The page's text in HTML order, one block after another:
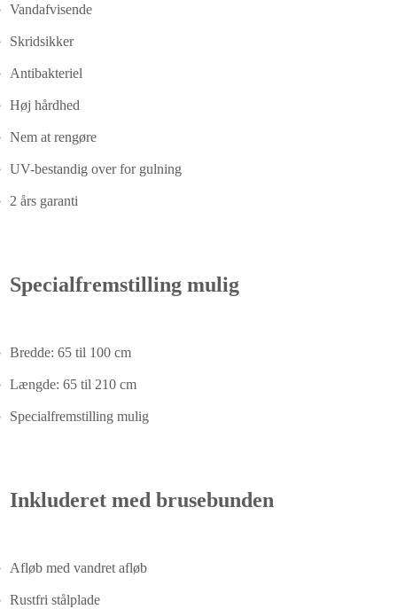
Vandafvisende
Skridsikker
Antibakteriel
Høj hårdhed
Nem at rengøre
UV-bestandig over for gulning
2 års garanti
Specialfremstilling mulig
Bredde: 65 til 100 cm
Længde: 65 til 210 cm
Specialfremstilling mulig
Inkluderet med brusebunden
Afløb med vandret afløb
Rustfri stålplade